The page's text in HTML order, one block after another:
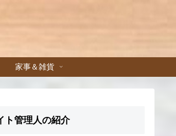
家事＆雑貨
ト管理人の紹介